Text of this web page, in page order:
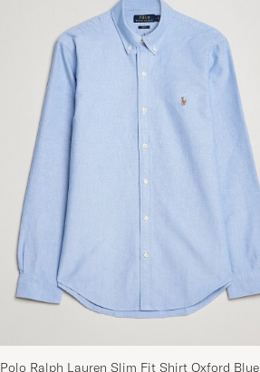
Polo Ralph Lauren Slim Fit Shirt Oxford Blue